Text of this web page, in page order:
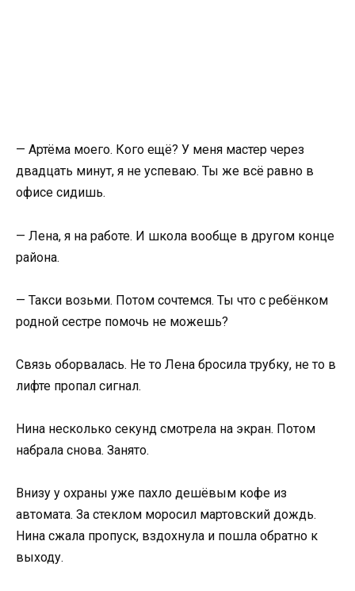
— Артёма моего. Кого ещё? У меня мастер через
двадцать минут, я не успеваю. Ты же всё равно в
офисе сидишь.
— Лена, я на работе. И школа вообще в другом конце
района.
— Такси возьми. Потом сочтемся. Ты что с ребёнком
родной сестре помочь не можешь?
Связь оборвалась. Не то Лена бросила трубку, не то в
лифте пропал сигнал.
Нина несколько секунд смотрела на экран. Потом
набрала снова. Занято.
Внизу у охраны уже пахло дешёвым кофе из
автомата. За стеклом моросил мартовский дождь.
Нина сжала пропуск, вздохнула и пошла обратно к
выходу.